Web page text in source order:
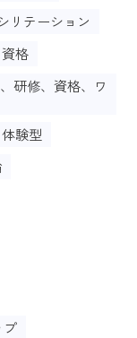
リテーション
格
研修、資格、ワ
験型
プ